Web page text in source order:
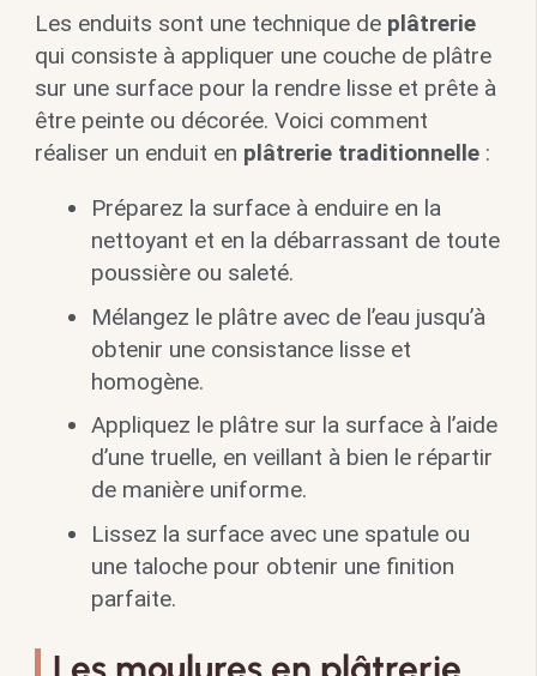
Les enduits sont une technique de plâtrerie
qui consiste à appliquer une couche de plâtre
sur une surface pour la rendre lisse et prête à
être peinte ou décorée. Voici comment
réaliser un enduit en plâtrerie traditionnelle:
Préparez la surface à enduire en la
nettoyant et en la débarrassant de toute
poussière ou saleté.
Mélangez le plâtre avec de l’eau jusqu’à
obtenir une consistance lisse et
homogène.
Appliquez le plâtre sur la surface à l’aide
d’une truelle, en veillant à bien le répartir
de manière uniforme.
Lissez la surface avec une spatule ou
une taloche pour obtenir une finition
parfaite.